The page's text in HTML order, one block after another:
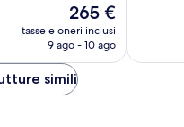
Il
prezzo
attuale
265 €
265 €
tasse e oneri inclusi
9 ago - 10 ago
simili